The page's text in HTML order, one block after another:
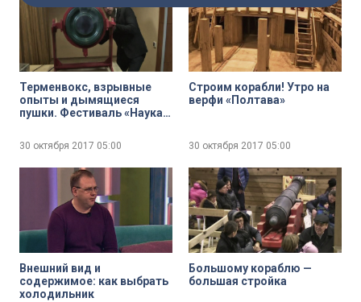
Терменвокс, взрывные
опыты и дымящиеся
пушки. Фестиваль «Наука
30 октября 2017 05:00
Строим корабли! Утро на
верфи «Полтава»
30 октября 2017 05:00
Внешний вид и
содержимое: как выбрать
холодильник
Большому кораблю —
большая стройка